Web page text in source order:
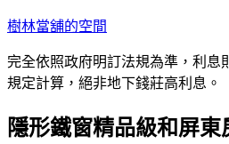
跳
主
要
容
樹林當舖的空間
完全依照政府明訂法規為準，利息
規定計算，絕非地下錢莊高利息。
隱形鐵窗精品級和屏